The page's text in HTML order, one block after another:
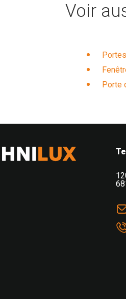
Voir
Porte
votre installateur de